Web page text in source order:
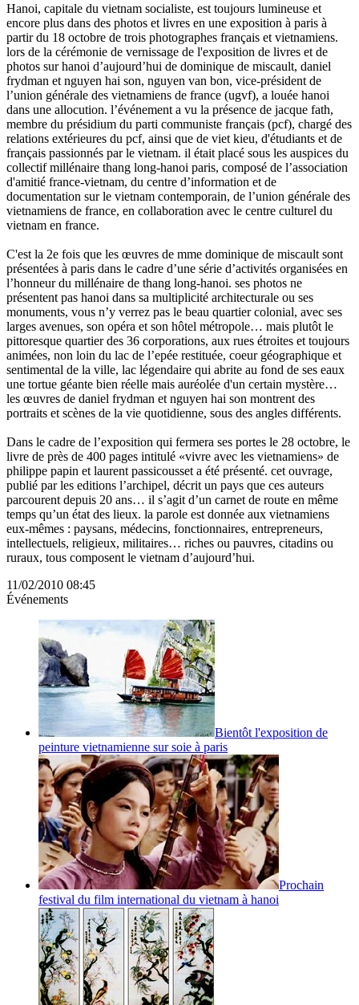
Hanoi, capitale du vietnam socialiste, est toujours lumineuse et
encore plus dans des photos et livres en une exposition à paris à
partir du 18 octobre de trois photographes français et vietnamiens.
lors de la cérémonie de vernissage de l'exposition de livres et de
photos sur hanoi d’aujourd’hui de dominique de miscault, daniel
frydman et nguyen hai son, nguyen van bon, vice-président de
l’union générale des vietnamiens de france (ugvf), a louée hanoi
dans une allocution. l’événement a vu la présence de jacque fath,
membre du présidium du parti communiste français (pcf), chargé des
relations extérieures du pcf, ainsi que de viet kieu, d'étudiants et de
français passionnés par le vietnam. il était placé sous les auspices du
collectif millénaire thang long-hanoi paris, composé de l’association
d'amitié france-vietnam, du centre d’information et de
documentation sur le vietnam contemporain, de l’union générale des
vietnamiens de france, en collaboration avec le centre culturel du
vietnam en france.
C'est la 2e fois que les œuvres de mme dominique de miscault sont
présentées à paris dans le cadre d’une série d’activités organisées en
l’honneur du millénaire de thang long-hanoi. ses photos ne
présentent pas hanoi dans sa multiplicité architecturale ou ses
monuments, vous n’y verrez pas le beau quartier colonial, avec ses
larges avenues, son opéra et son hôtel métropole… mais plutôt le
pittoresque quartier des 36 corporations, aux rues étroites et toujours
animées, non loin du lac de l’epée restituée, coeur géographique et
sentimental de la ville, lac légendaire qui abrite au fond de ses eaux
une tortue géante bien réelle mais auréolée d'un certain mystère…
les œuvres de daniel frydman et nguyen hai son montrent des
portraits et scènes de la vie quotidienne, sous des angles différents.
Dans le cadre de l’exposition qui fermera ses portes le 28 octobre, le
livre de près de 400 pages intitulé «vivre avec les vietnamiens» de
philippe papin et laurent passicousset a été présenté. cet ouvrage,
publié par les editions l’archipel, décrit un pays que ces auteurs
parcourent depuis 20 ans… il s’agit d’un carnet de route en même
temps qu’un état des lieux. la parole est donnée aux vietnamiens
eux-mêmes : paysans, médecins, fonctionnaires, entrepreneurs,
intellectuels, religieux, militaires… riches ou pauvres, citadins ou
ruraux, tous composent le vietnam d’aujourd’hui.
11/02/2010 08:45
Événements
Bientôt l'exposition de
peinture vietnamienne sur soie à paris
Prochain
festival du film international du vietnam à hanoi